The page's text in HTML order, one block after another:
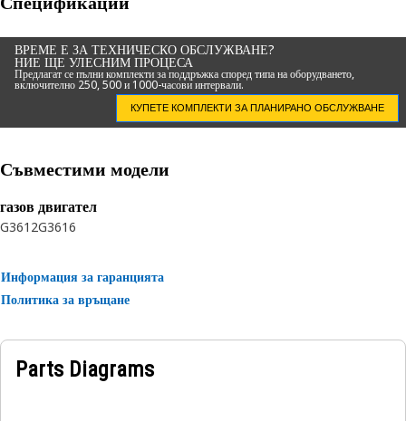
ВРЕМЕ Е ЗА ТЕХНИЧЕСКО ОБСЛУЖВАНЕ?
НИЕ ЩЕ УЛЕСНИМ ПРОЦЕСА
Предлагат се пълни комплекти за поддръжка според типа на оборудването,
включително 250, 500 и 1000-часови интервали.
КУПЕТЕ КОМПЛЕКТИ ЗА ПЛАНИРАНО ОБСЛУЖВАНЕ
Съвместими модели
газов двигател
G3612G3616
Информация за гаранцията
Политика за връщане
Parts Diagrams